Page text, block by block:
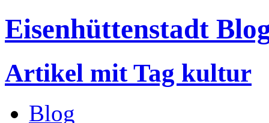
Eisenhüttenstadt
Artikel mit Tag kultur
Blog